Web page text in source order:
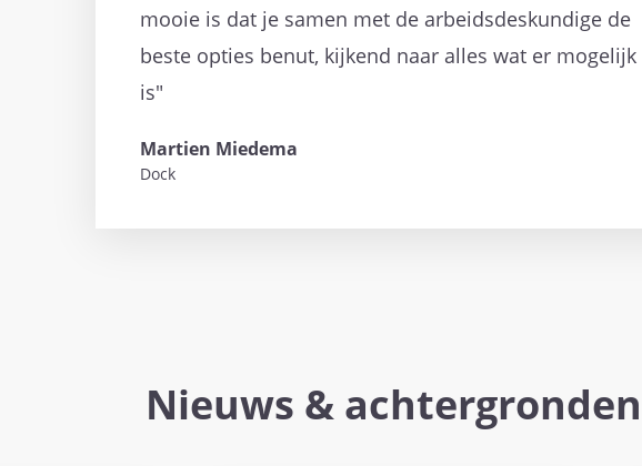
mooie is dat je samen met de arbeidsdeskundige de
beste opties benut, kijkend naar alles wat er mogelijk
is"
Martien Miedema
Dock
Nieuws & achtergronden